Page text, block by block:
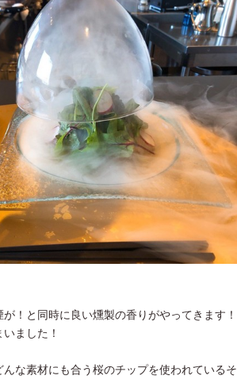
！と同時に良い燻製の香りがやってきます！
ました！
な素材にも合う桜のチップを使われているそ